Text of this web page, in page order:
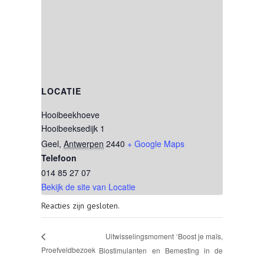
LOCATIE
Hooibeekhoeve
Hooibeeksedijk 1
Geel, Antwerpen 2440 + Google Maps
Telefoon
014 85 27 07
Bekijk de site van Locatie
Reacties zijn gesloten.
Proefveldbezoek
Uitwisselingsmoment ‘Boost je maïs,
Biostimulanten en Bemesting in de